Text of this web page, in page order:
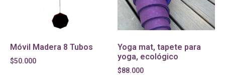
Móvil Madera 8 Tubos
$50.000
Yoga mat, tapete para
yoga, ecológico
$88.000